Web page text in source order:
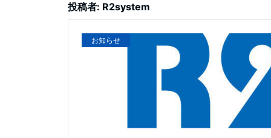
投稿者: R2system
お知らせ